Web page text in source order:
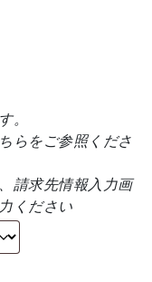
。
ら をご参照くださ
請求先情報入力画
ください